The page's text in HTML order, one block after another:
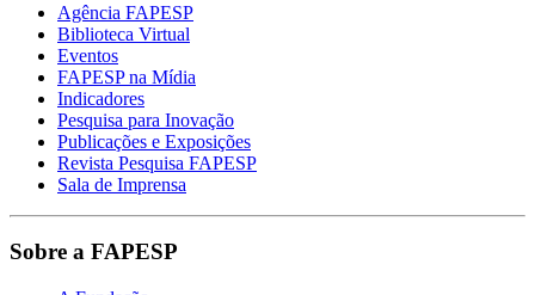
Agência FAPESP
Biblioteca Virtual
Eventos
FAPESP na Mídia
Indicadores
Pesquisa para Inovação
Publicações e Exposições
Revista Pesquisa FAPESP
Sala de Imprensa
Sobre a FAPESP